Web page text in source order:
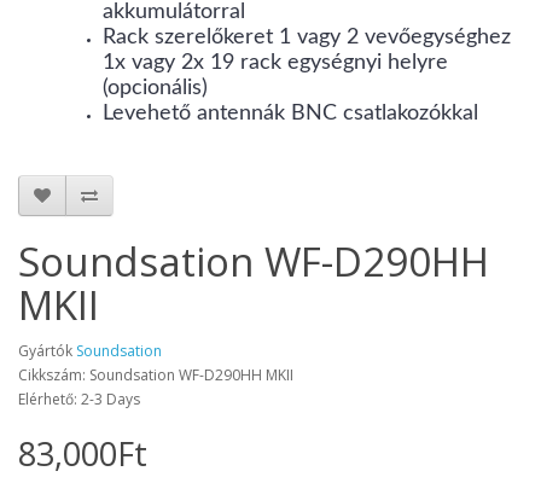
akkumulátorral
Rack szerelőkeret 1 vagy 2 vevőegységhez
1x vagy 2x 19 rack egységnyi helyre
(opcionális)
Levehető antennák BNC csatlakozókkal
Soundsation WF-D290HH
MKII
Gyártók Soundsation
Cikkszám: Soundsation WF-D290HH MKII
Elérhető: 2-3 Days
83,000Ft